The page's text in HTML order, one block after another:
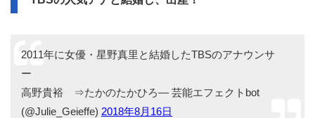
2011年に女優・星野真里と結婚したTBSのアナウンサ
ー
高野貴裕 ⇒たかのたかひろ— 芸能エフェクトbot
(@Julie_Geieffe) 2018年8月16日